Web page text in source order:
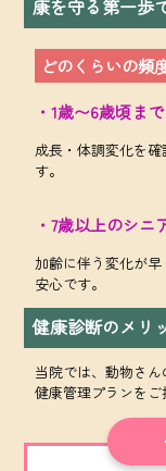
康を守る第一歩
どのくらいの頻
・1歳〜6歳頃ま
成長・体調変化を
す。
・7歳以上のシニ
加齢に伴う変化が
安心です。
健康診断のメリ
当院では、動物さ
健康管理プランをご